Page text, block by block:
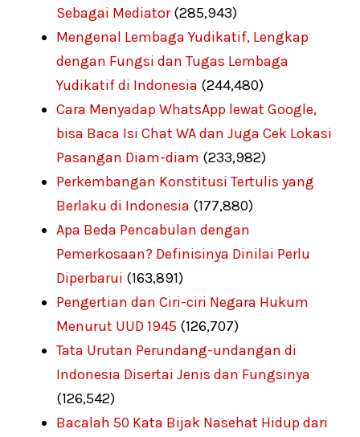
Sebagai Mediator (285,943)
Mengenal Lembaga Yudikatif, Lengkap
dengan Fungsi dan Tugas Lembaga
Yudikatif di Indonesia (244,480)
Cara Menyadap WhatsApp lewat Google,
bisa Baca Isi Chat WA dan Juga Cek Lokasi
Pasangan Diam-diam (233,982)
Perkembangan Konstitusi Tertulis yang
Berlaku di Indonesia (177,880)
Apa Beda Pencabulan dengan
Pemerkosaan? Definisinya Dinilai Perlu
Diperbarui (163,891)
Pengertian dan Ciri-ciri Negara Hukum
Menurut UUD 1945 (126,707)
Tata Urutan Perundang-undangan di
Indonesia Disertai Jenis dan Fungsinya
(126,542)
Bacalah 50 Kata Bijak Nasehat Hidup dari